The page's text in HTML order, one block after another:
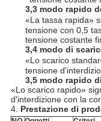
3,3 modo rapido
«La tassa rapida»
tensione con 0,5
tensione costante
3,4 modo di
«Lo scarico
tensione
3,5 modo rapido
«Lo scarico rapido»
d'interdizione con la
4. Prestazione di